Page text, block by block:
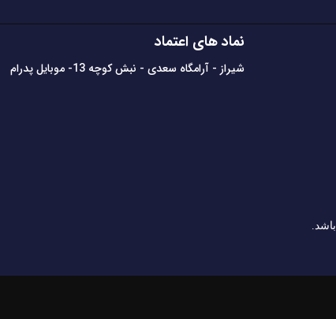
نماد های اعتماد
شیراز - آرامگاه سعدی - نبش کوچه 13- موبایل پدرام